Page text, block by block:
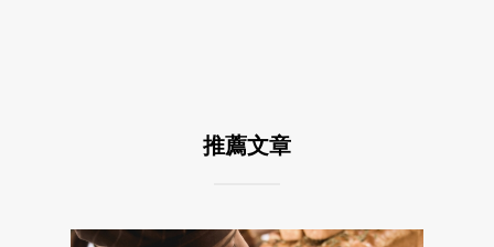
推薦文章